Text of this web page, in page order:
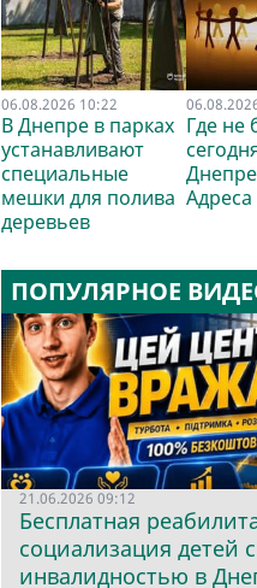
06.08.2026 10:22
В Днепре в парках
устанавливают
специальные
мешки для полива
деревьев
Где не
Адреса
ПОПУЛЯРНОЕ
21.06.2026 09:12
Бесплатная
социализация детей с
инвалидностью в